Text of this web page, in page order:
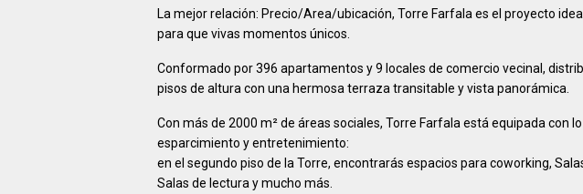
La mejor relación: Precio/Area/ubicación, Torre Farfala es el proyecto
para que vivas momentos únicos.
Conformado por 396 apartamentos y 9 locales de comercio vecinal,
pisos de altura con una hermosa terraza transitable y vista panorámica.
Con más de 2000 m² de áreas sociales, Torre Farfala está equipada con
esparcimiento y entretenimiento:
en el segundo piso de la Torre, encontrarás espacios para coworking,
Salas de lectura y mucho más.